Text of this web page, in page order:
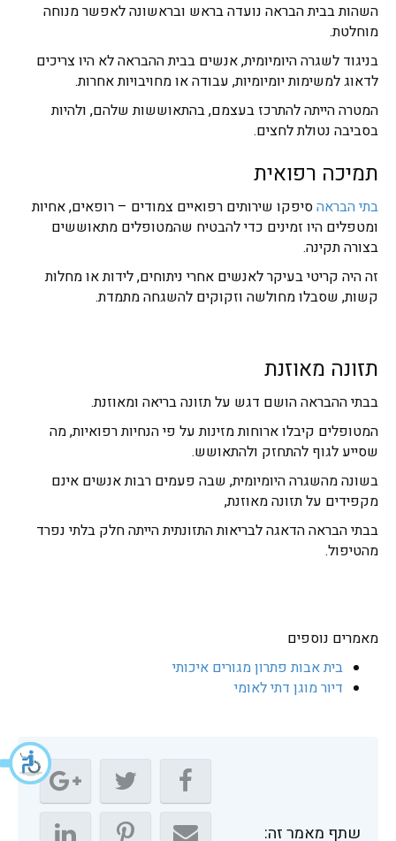
השהות בבית הבראה נועדה בראש ובראשונה לאפשר מנוחה
מוחלטת.
בניגוד לשגרה היומיומית, אנשים בבית ההבראה לא היו צריכים
לדאוג למשימות יומיומיות, עבודה או מחויבויות אחרות.
המטרה הייתה להתרכז בעצמם, בהתאוששות שלהם, ולהיות
בסביבה נטולת לחצים.
תמיכה רפואית
בתי הבראהסיפקו שירותים רפואיים צמודים – רופאים, אחיות
ומטפלים היו זמינים כדי להבטיח שהמטופלים מתאוששים
בצורה תקינה.
זה היה קריטי בעיקר לאנשים אחרי ניתוחים, לידות או מחלות
קשות, שסבלו מחולשה וזקוקים להשגחה מתמדת.
תזונה מאוזנת
בבתי ההבראה הושם דגש על תזונה בריאה ומאוזנת.
המטופלים קיבלו ארוחות מזינות על פי הנחיות רפואיות, מה
שסייע לגוף להתחזק ולהתאושש.
בשונה מהשגרה היומיומית, שבה פעמים רבות אנשים אינם
מקפידים על תזונה מאוזנת,
בבתי הבראה הדאגה לבריאות התזונתית הייתה חלק בלתי נפרד
מהטיפול.
מאמרים נוספים
בית אבות פתרון מגורים איכותי
דיור מוגן דתי לאומי
שתף מאמר זה: